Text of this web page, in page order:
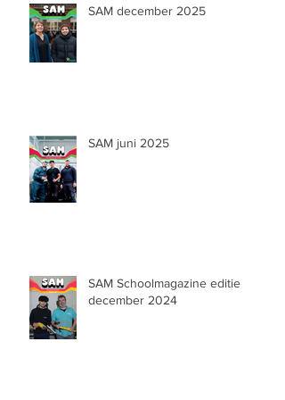
SAM december 2025
SAM juni 2025
SAM Schoolmagazine editie
december 2024